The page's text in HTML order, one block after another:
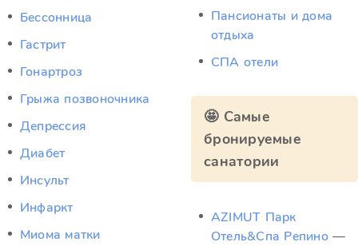
Бессонница
Гастрит
Гонартроз
Грыжа позвоночника
Депрессия
Диабет
Инсульт
Инфаркт
Миома матки
Пансионаты и дома
отдыха
СПА отели
🤩 Самые
бронируемые
санатории
AZIMUT Парк
Отель&Спа Репино —